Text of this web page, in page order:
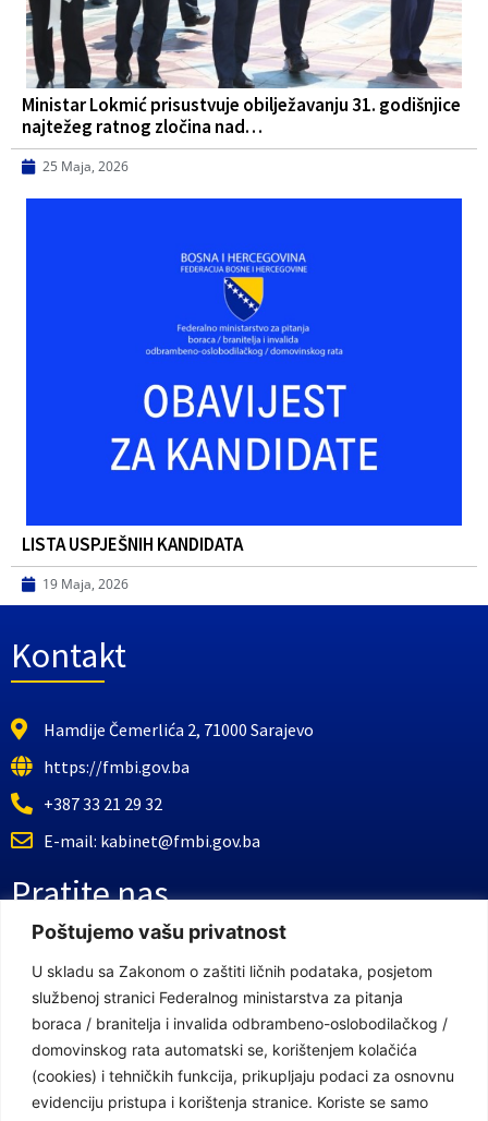
Poštujemo vašu privatnost
U skladu sa Zakonom o zaštiti ličnih podataka, posjetom
službenoj stranici Federalnog ministarstva za pitanja
boraca / branitelja i invalida odbrambeno-oslobodilačkog /
domovinskog rata automatski se, korištenjem kolačića
(cookies) i tehničkih funkcija, prikupljaju podaci za osnovnu
evidenciju pristupa i korištenja stranice. Koriste se samo
Ministar Lokmić prisustvuje obilježavanju 31. godišnjice
najtežeg ratnog zločina nad…
25 Maja, 2026
LISTA USPJEŠNIH KANDIDATA
19 Maja, 2026
Kontakt
Hamdije Čemerlića 2, 71000 Sarajevo
https://fmbi.gov.ba
+387 33 21 29 32
E-mail: kabinet@fmbi.gov.ba
Pratite nas
Facebook Stranica
Youtube Kanal
Linkovi